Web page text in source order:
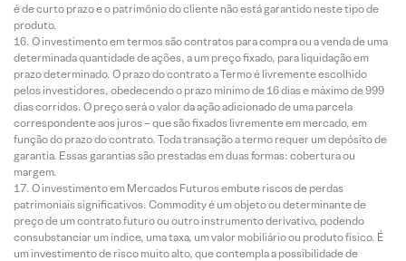
é de curto prazo e o patrimônio do cliente não está garantido neste tipo de
produto.
O investimento em termos são contratos para compra ou a venda de uma
determinada quantidade de ações, a um preço fixado, para liquidação em
prazo determinado. O prazo do contrato a Termo é livremente escolhido
pelos investidores, obedecendo o prazo mínimo de 16 dias e máximo de 999
dias corridos. O preço será o valor da ação adicionado de uma parcela
correspondente aos juros – que são fixados livremente em mercado, em
função do prazo do contrato. Toda transação a termo requer um depósito de
garantia. Essas garantias são prestadas em duas formas: cobertura ou
margem.
O investimento em Mercados Futuros embute riscos de perdas
patrimoniais significativos. Commodity é um objeto ou determinante de
preço de um contrato futuro ou outro instrumento derivativo, podendo
consubstanciar um índice, uma taxa, um valor mobiliário ou produto físico. É
um investimento de risco muito alto, que contempla a possibilidade de